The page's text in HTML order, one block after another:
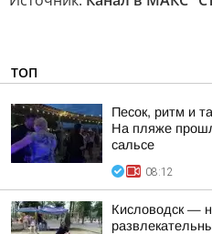
ТОП
Песок, ритм и
На пляже
сальсе
08:12
Кисловодск —